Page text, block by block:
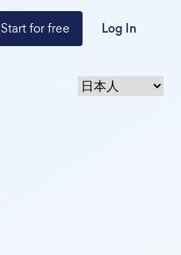
Start for free Log In